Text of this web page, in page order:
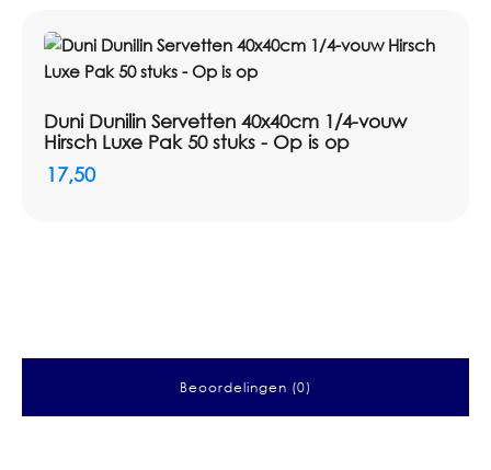
Duni Dunilin Servetten 40x40cm 1/4-vouw
Hirsch Luxe Pak 50 stuks - Op is op
17,50
Beoordelingen (0)